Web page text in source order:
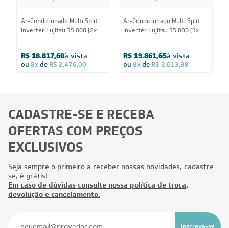
Ar-Condicionado Multi Split
Inverter Fujitsu 35.000 (2x
Quente/Frio 220V
R$ 18.817,60à vista
ou 8xde R$ 2.476,00
Ar-Condicionado Multi Split
Inverter Fujitsu 35.000 (3x
220V
R$ 19.861,65à vista
ou 8xde R$ 2.613,38
CADASTRE-SE E RECEBA
OFERTAS COM PREÇOS
EXCLUSIVOS
Seja sempre o primeiro a receber nossas novidades, cadastre-
se, é grátis!
Em caso de dúvidas consulte nossa política de troca,
devolução e cancelamento.
Inscreva-se